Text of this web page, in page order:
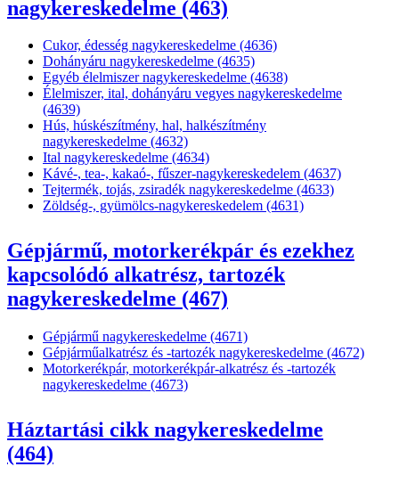
nagykereskedelme (463)
Cukor, édesség nagykereskedelme (4636)
Dohányáru nagykereskedelme (4635)
Egyéb élelmiszer nagykereskedelme (4638)
Élelmiszer, ital, dohányáru vegyes nagykereskedelme
(4639)
Hús, húskészítmény, hal, halkészítmény
nagykereskedelme (4632)
Ital nagykereskedelme (4634)
Kávé-, tea-, kakaó-, fűszer-nagykereskedelem (4637)
Tejtermék, tojás, zsiradék nagykereskedelme (4633)
Zöldség-, gyümölcs-nagykereskedelem (4631)
Gépjármű, motorkerékpár és ezekhez
kapcsolódó alkatrész, tartozék
nagykereskedelme (467)
Gépjármű nagykereskedelme (4671)
Gépjárműalkatrész és -tartozék nagykereskedelme (4672)
Motorkerékpár, motorkerékpár-alkatrész és -tartozék
nagykereskedelme (4673)
Háztartási cikk nagykereskedelme
(464)